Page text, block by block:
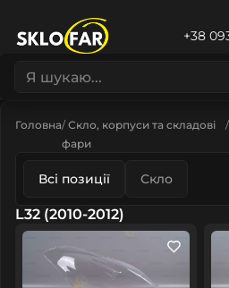
+38
Головна Скло, корпуси та складові
фари
Всі позиції Скло
L32 (2010-2012)